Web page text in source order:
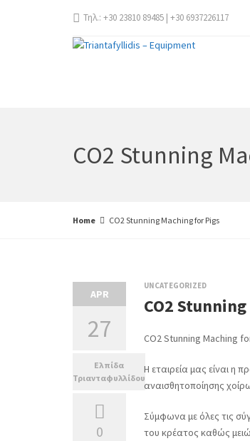
Τηλ.: +30 23810 89485 | +30 6937226117
CO2 Stunning
Home CO2 Stunning Maching for Pigs
APR
27
Ελπίδα
Τριανταφυλλίδου
0
UNCATEGORIZED
CO2
CO2 Stunning Maching
Η εταιρεία μας είναι η
αναισθητοποίησης
Σύμφωνα με όλες τις
του κρέατος καθώς